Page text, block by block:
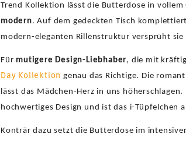
Trend Kollektion lässt die Butterdose in
modern. Auf dem gedeckten Tisch
modern-eleganten Rillenstruktur versprüht sie
Für mutigere Design-Liebhaber, die mit
Day Kollektion genau das Richtige. Die
lässt das Mädchen-Herz in uns
hochwertiges Design und ist das i-Tüpfelchen
Konträr dazu setzt die Butterdose im